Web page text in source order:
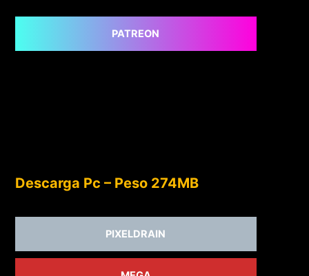
PATREON
Descarga Pc – Peso 274MB
PIXELDRAIN